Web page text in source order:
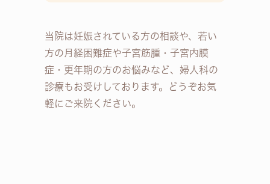
当院は妊娠されている方の相談や、若い
方の月経困難症や子宮筋腫・子宮内膜
症・更年期の方のお悩みなど、婦人科の
診療もお受けしております。どうぞお気
軽にご来院ください。